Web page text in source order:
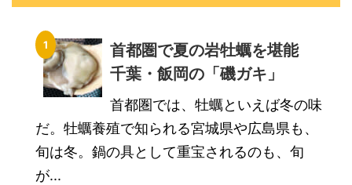
首都圏で夏の岩牡蠣を堪能
千葉・飯岡の「磯ガキ」
首都圏では、牡蠣といえば冬の味
だ。牡蠣養殖で知られる宮城県や広島県も、
旬は冬。鍋の具として重宝されるのも、旬
が...